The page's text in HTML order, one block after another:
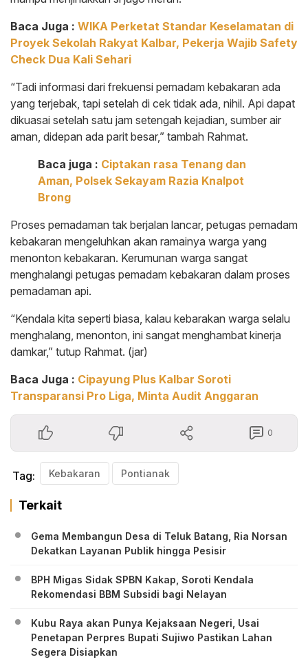
Baca Juga : WIKA Perketat Standar Keselamatan di
Proyek Sekolah Rakyat Kalbar, Pekerja Wajib Safety
Check Dua Kali Sehari
“Tadi informasi dari frekuensi pemadam kebakaran ada
yang terjebak, tapi setelah di cek tidak ada, nihil. Api dapat
dikuasai setelah satu jam setengah kejadian, sumber air
aman, didepan ada parit besar,” tambah Rahmat.
Baca juga : Ciptakan rasa Tenang dan
Aman, Polsek Sekayam Razia Knalpot
Brong
Proses pemadaman tak berjalan lancar, petugas pemadam
kebakaran mengeluhkan akan ramainya warga yang
menonton kebakaran. Kerumunan warga sangat
menghalangi petugas pemadam kebakaran dalam proses
pemadaman api.
“Kendala kita seperti biasa, kalau kebarakan warga selalu
menghalang, menonton, ini sangat menghambat kinerja
damkar,” tutup Rahmat. (jar)
Baca Juga : Cipayung Plus Kalbar Soroti
Transparansi Pro Liga, Minta Audit Anggaran
0
Tag: Kebakaran Pontianak
Terkait
Gema Membangun Desa di Teluk Batang, Ria Norsan
Dekatkan Layanan Publik hingga Pesisir
BPH Migas Sidak SPBN Kakap, Soroti Kendala
Rekomendasi BBM Subsidi bagi Nelayan
Kubu Raya akan Punya Kejaksaan Negeri, Usai
Penetapan Perpres Bupati Sujiwo Pastikan Lahan
Segera Disiapkan